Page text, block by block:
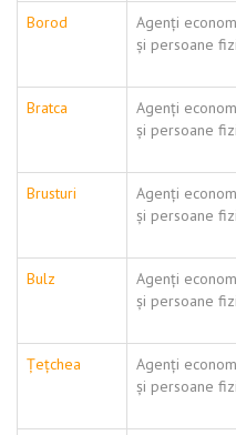
Borod
Agenți
și persoane
Bratca
Agenți
și persoane
Brusturi
Agenți
și persoane
Bulz
Agenți
și persoane
Țețchea
Agenți
și persoane